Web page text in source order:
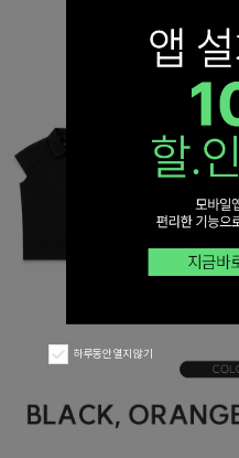
하루동안 열지 않기